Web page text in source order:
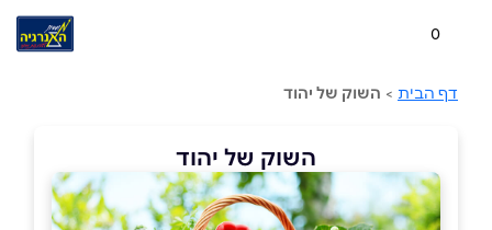
0
דף הבית > השוק של יהוד
השוק של יהוד